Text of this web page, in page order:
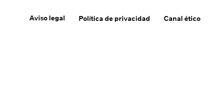
Aviso legal Política de privacidad Canal ético